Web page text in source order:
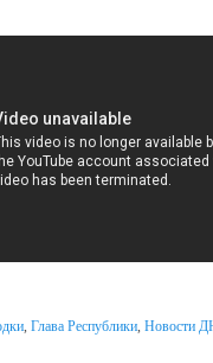
, Глава Республики, Новости